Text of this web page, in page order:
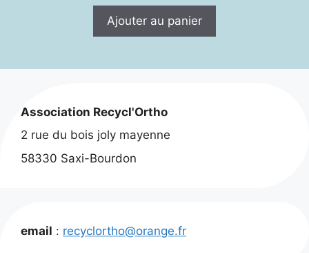
Ajouter au panier
Association Recycl'Ortho
2 rue du bois joly mayenne
58330 Saxi-Bourdon
email : recyclortho@orange.fr